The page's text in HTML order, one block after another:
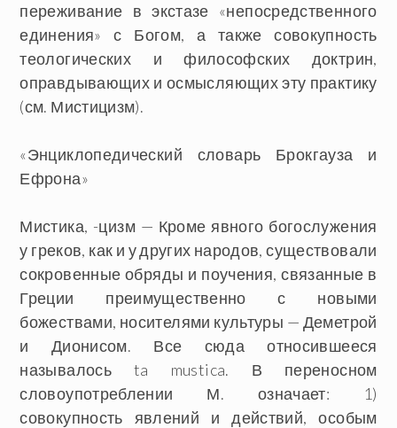
переживание в экстазе «непосредственного
единения» с Богом, а также совокупность
теологических и философских доктрин,
оправдывающих и осмысляющих эту практику
(см. Мистицизм).
«Энциклопедический словарь Брокгауза и
Ефрона»
Мистика, -цизм — Кроме явного богослужения
у греков, как и у других народов, существовали
сокровенные обряды и поучения, связанные в
Греции преимущественно с новыми
божествами, носителями культуры — Деметрой
и Дионисом. Все сюда относившееся
называлось ta mustica. В переносном
словоупотреблении М. означает: 1)
совокупность явлений и действий, особым